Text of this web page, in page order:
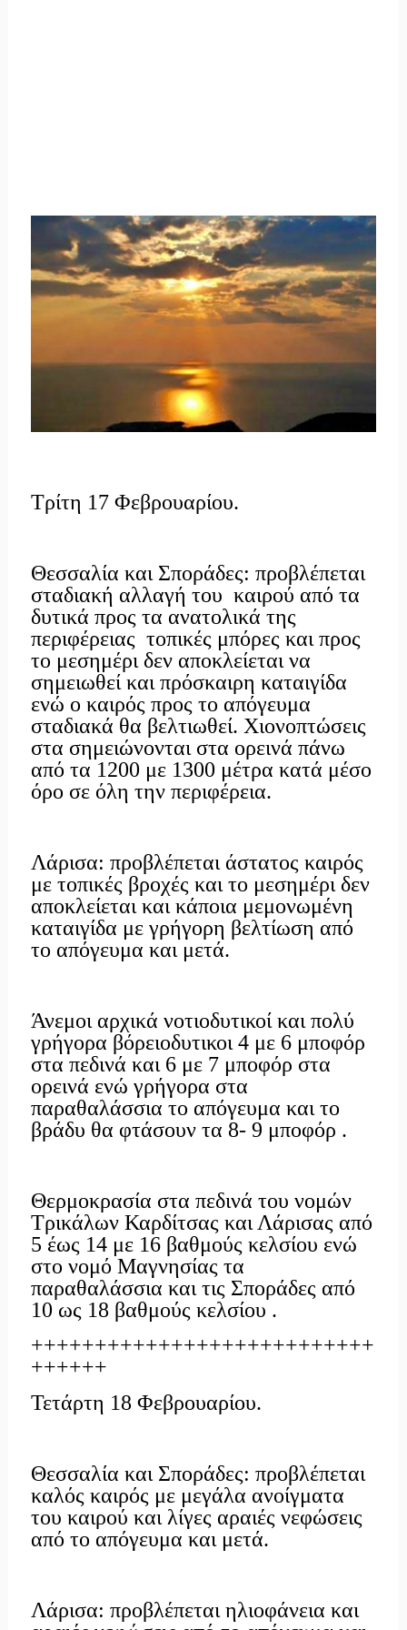
Τρίτη 17 Φεβρουαρίου.
Θεσσαλία και Σποράδες: προβλέπεται
σταδιακή αλλαγή του καιρού από τα
δυτικά προς τα ανατολικά της
περιφέρειας τοπικές μπόρες και προς
το μεσημέρι δεν αποκλείεται να
σημειωθεί και πρόσκαιρη καταιγίδα
ενώ ο καιρός προς το απόγευμα
σταδιακά θα βελτιωθεί. Χιονοπτώσεις
στα σημειώνονται στα ορεινά πάνω
από τα 1200 με 1300 μέτρα κατά μέσο
όρο σε όλη την περιφέρεια.
Λάρισα: προβλέπεται άστατος καιρός
με τοπικές βροχές και το μεσημέρι δεν
αποκλείεται και κάποια μεμονωμένη
καταιγίδα με γρήγορη βελτίωση από
το απόγευμα και μετά.
Άνεμοι αρχικά νοτιοδυτικοί και πολύ
γρήγορα βόρειοδυτικοι 4 με 6 μποφόρ
στα πεδινά και 6 με 7 μποφόρ στα
ορεινά ενώ γρήγορα στα
παραθαλάσσια το απόγευμα και το
βράδυ θα φτάσουν τα 8- 9 μποφόρ .
Θερμοκρασία στα πεδινά του νομών
Τρικάλων Καρδίτσας και Λάρισας από
5 έως 14 με 16 βαθμούς κελσίου ενώ
στο νομό Μαγνησίας τα
παραθαλάσσια και τις Σποράδες από
10 ως 18 βαθμούς κελσίου .
+++++++++++++++++++++++++++
++++++
Τετάρτη 18 Φεβρουαρίου.
Θεσσαλία και Σποράδες: προβλέπεται
καλός καιρός με μεγάλα ανοίγματα
του καιρού και λίγες αραιές νεφώσεις
από το απόγευμα και μετά.
Λάρισα: προβλέπεται ηλιοφάνεια και